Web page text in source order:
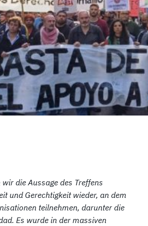
die Aussage des Treffens
und Gerechtigkeit wieder, an dem
teilnehmen, darunter die
Es wurde in der massiven